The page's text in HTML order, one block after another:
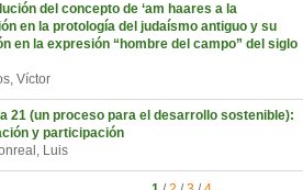
del concepto de ‘am haares a la
en la protología del judaísmo antiguo y su
en la expresión “hombre del campo” del siglo
Víctor
21 (un proceso para el desarrollo sostenible):
y participación
Luis